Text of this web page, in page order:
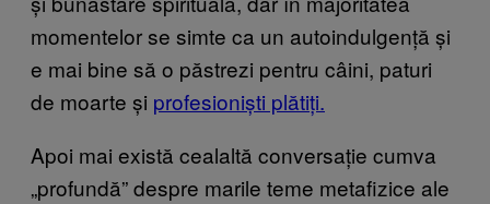
momentelor se simte ca un autoindulgență și
e mai bine să o păstrezi pentru câini, paturi
de moarte și profesioniști plătiți.
Apoi mai există cealaltă conversație cumva
„profundă” despre marile teme metafizice ale